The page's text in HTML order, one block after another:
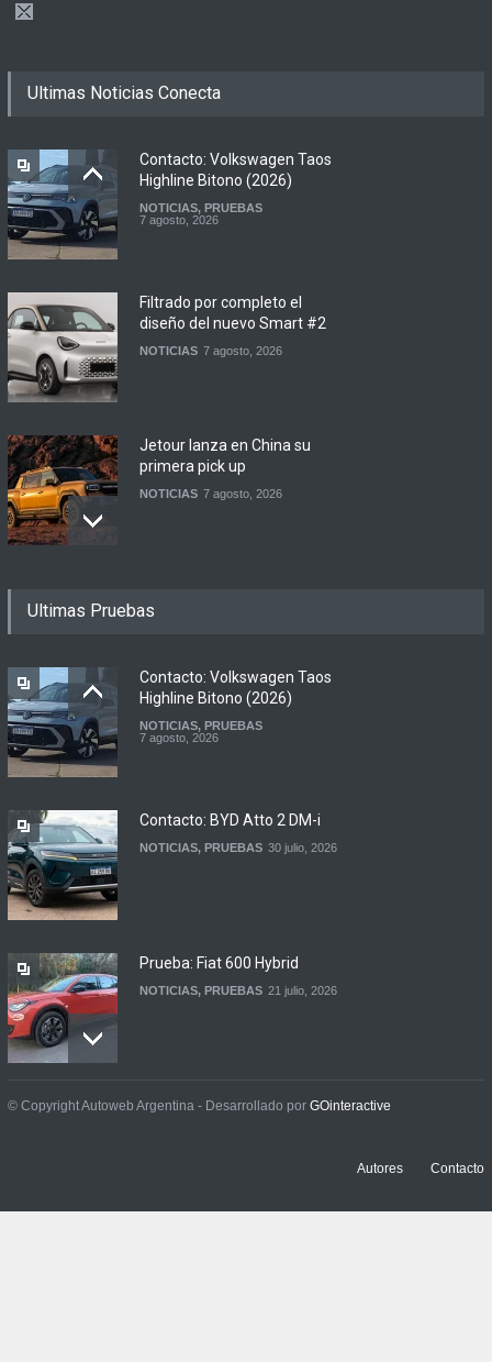
Ultimas Noticias Conecta
Contacto: Volkswagen Taos
Highline Bitono (2026)
NOTICIAS, PRUEBAS
7 agosto, 2026
Filtrado por completo el
diseño del nuevo Smart #2
NOTICIAS 7 agosto, 2026
Jetour lanza en China su
primera pick up
NOTICIAS 7 agosto, 2026
renovadas S2 y Skua 150 en
7 agosto, 2026
Argentina y Ecuador
Ultimas Pruebas
Contacto: Volkswagen Taos
Highline Bitono (2026)
NOTICIAS, PRUEBAS
7 agosto, 2026
Contacto: BYD Atto 2 DM-i
NOTICIAS, PRUEBAS 30 julio, 2026
Prueba: Fiat 600 Hybrid
NOTICIAS, PRUEBAS 21 julio, 2026
Prueba: BYD Song Pro GS
© Copyright Autoweb Argentina - Desarrollado por GOinteractive
Autores Contacto